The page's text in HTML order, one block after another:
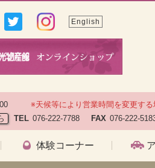
English
00
※天候等により営業時間を変更す
TEL 076-222-7788 FAX 076-222-
体験コーナー